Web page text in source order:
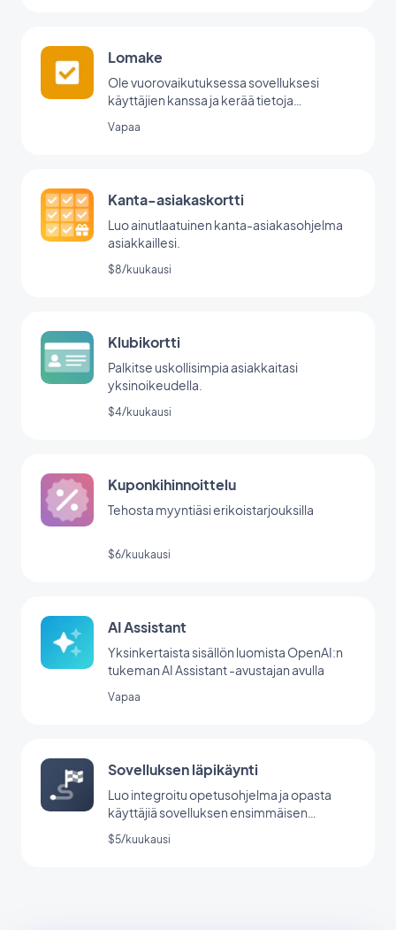
Lomake
Ole vuorovaikutuksessa sovelluksesi
käyttäjien kanssa ja kerää tietoja
Vapaa
Kanta-asiakaskortti
Luo ainutlaatuinen kanta-asiakasohjelma
asiakkaillesi.
$8/kuukausi
Klubikortti
Palkitse uskollisimpia asiakkaitasi
yksinoikeudella.
$4/kuukausi
Kuponkihinnoittelu
Tehosta myyntiäsi erikoistarjouksilla
$6/kuukausi
AI Assistant
Yksinkertaista sisällön luomista OpenAI:n
tukeman AI Assistant -avustajan avulla
Vapaa
Sovelluksen läpikäynti
Luo integroitu opetusohjelma ja opasta
käyttäjiä sovelluksen ensimmäisen
käynnistyksen aikana.
$5/kuukausi